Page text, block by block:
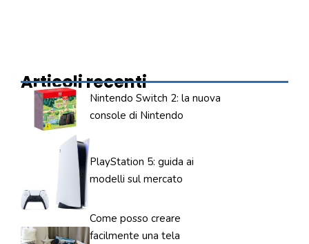
Articoli recenti
Nintendo Switch 2: la nuova
console di Nintendo
PlayStation 5: guida ai
modelli sul mercato
Come posso creare
facilmente una tela